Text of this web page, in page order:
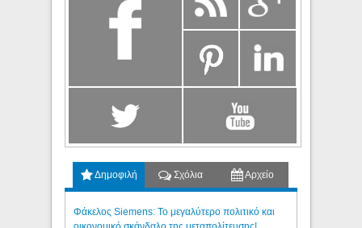
Δημοφιλή Σχόλια Αρχείο
Φάκελος Siemens: Το μεγαλύτερο πολιτικό και